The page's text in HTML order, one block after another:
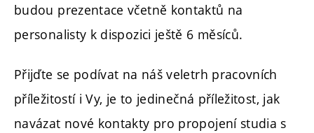
budou prezentace včetně kontaktů na
personalisty k dispozici ještě 6 měsíců.
Přijďte se podívat na náš veletrh pracovních
příležitostí i Vy, je to jedinečná příležitost, jak
navázat nové kontakty pro propojení studia s